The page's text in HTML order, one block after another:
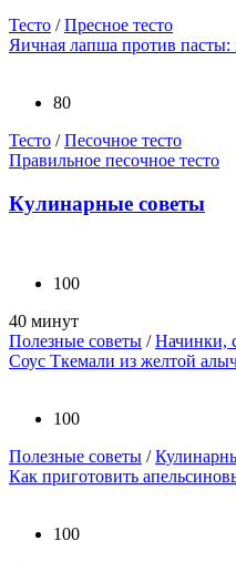
Тесто /Пресное тесто
Яичная лапша против пасты:
80
Тесто /Песочное тесто
Правильное песочное тесто
Кулинарные советы
100
40 минут
Полезные советы /Начинки,
Соус Ткемали из желтой
100
Полезные советы /
Как приготовить
100